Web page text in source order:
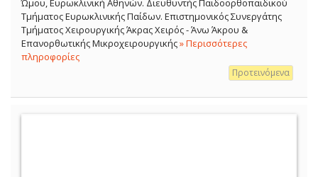
Ώμου, Ευρωκλινική Αθηνών. Διευθυντής Παιδοορθοπαιδικού
Τμήματος Ευρωκλινικής Παίδων. Επιστημονικός Συνεργάτης
Τμήματος Χειρουργικής Άκρας Χειρός - Άνω Άκρου &
Επανορθωτικής Μικροχειρουργικής» Περισσότερες
πληροφορίες
Προτεινόμενα